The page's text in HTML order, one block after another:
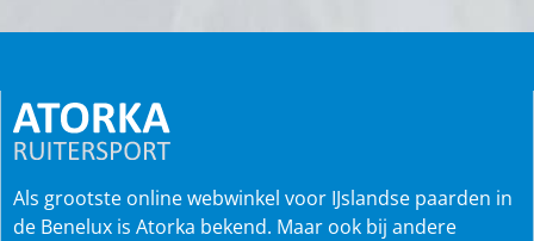
Als grootste online webwinkel voor IJslandse paarden in
de Benelux is Atorka bekend. Maar ook bij andere